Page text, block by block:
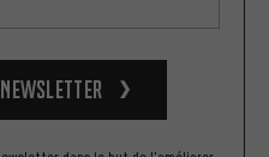
newsletter